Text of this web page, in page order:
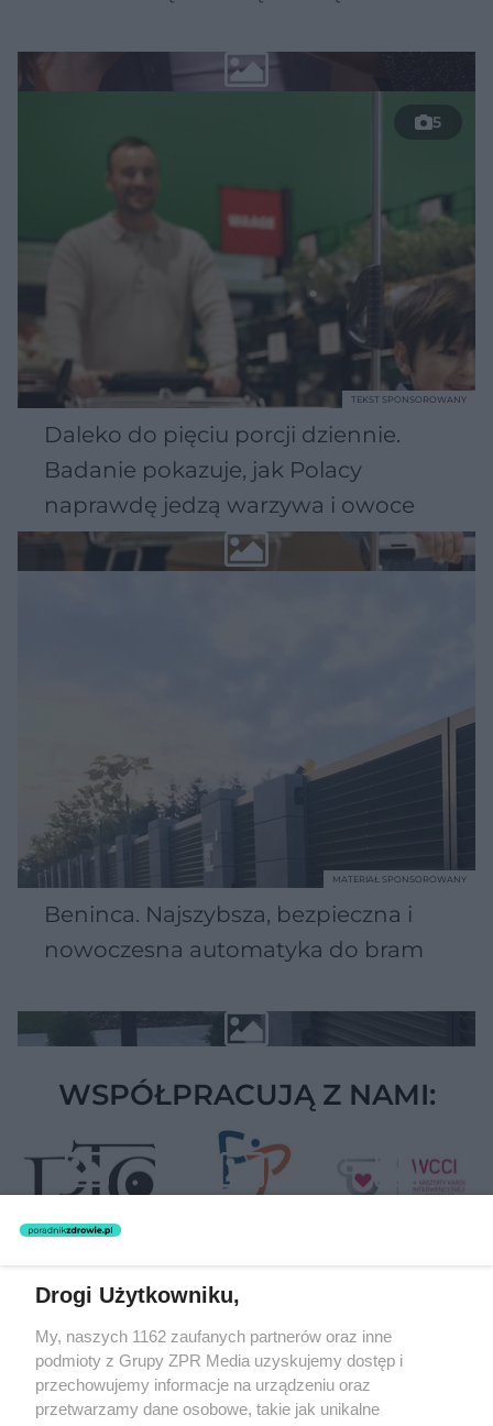
5
Daleko do pięciu porcji dziennie.
Badanie pokazuje, jak Polacy
naprawdę jedzą warzywa i owoce
TEKST SPONSOROWANY
Beninca. Najszybsza, bezpieczna i
nowoczesna automatyka do bram
MATERIAŁ SPONSOROWANY
WSPÓŁPRACUJĄ Z NAMI:
Żaden utwór zamieszczony w serwisie nie może być powielany i
rozpowszechniany lub dalej rozpowszechniany w jakikolwiek sposób
(w tym także elektroniczny lub mechaniczny) na jakimkolwiek polu
eksploatacji w jakiejkolwiek formie, włącznie z umieszczaniem w
Internecie bez pisemnej zgody właściciela praw. Jakiekolwiek użycie
lub wykorzystanie utworów w całości lub w części z naruszeniem
Drogi Użytkowniku,
My, naszych 1162 zaufanych partnerów oraz inne
podmioty z Grupy ZPR Media uzyskujemy dostęp i
przechowujemy informacje na urządzeniu oraz
przetwarzamy dane osobowe, takie jak unikalne